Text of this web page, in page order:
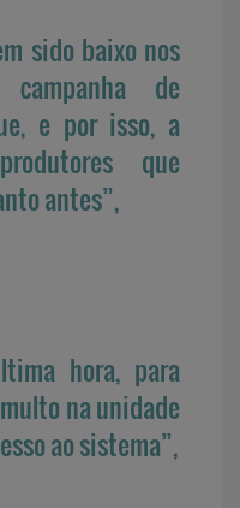
sido baixo nos
de
e por isso, a
que
antes”,
hora, para
na unidade
ao sistema”,